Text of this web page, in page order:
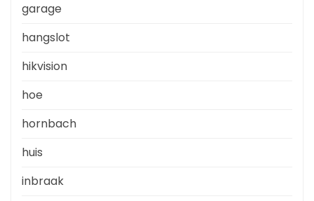
garage
hangslot
hikvision
hoe
hornbach
huis
inbraak